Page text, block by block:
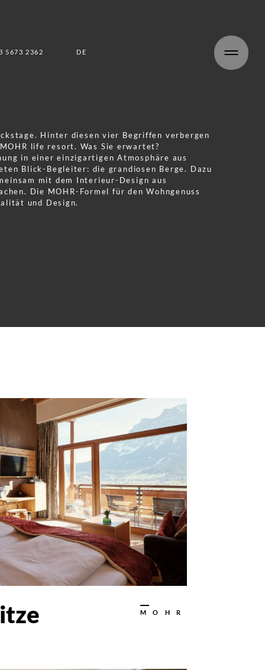
5673 2362
DE
Hinter diesen vier Begriffen verbergen
life resort. Was Sie erwartet?
in einer einzigartigen Atmosphäre aus
Blick-Begleiter: die grandiosen Berge. Dazu
mit dem Interieur-Design aus
Die MOHR-Formel für den Wohngenuss
und Design.
MOHR